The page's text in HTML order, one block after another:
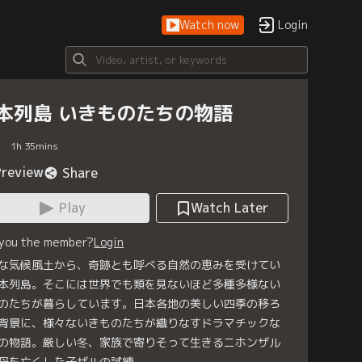
Watch now Login
列島 いきものたちの物語
1h 35mins
Share
Play
Watch Later
the member?Login
気候風土から、奇跡とも呼べる自然の恵みを受けてい
列島。そこには世界でも類を見ないほど多種多様ない
たちが暮らしています。日本各地の美しい四季の移ろ
景に、様々ないきものたちが織りなすドラマチックな
物語。厳しい冬、家族で寄りそって生きるニホンザル